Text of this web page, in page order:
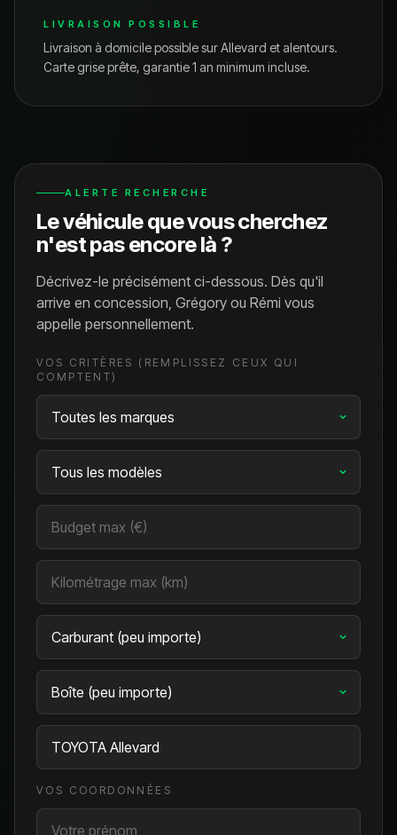
LIVRAISON POSSIBLE
Livraison à domicile possible surAllevard et alentours.
Carte grise prête, garantie 1 an minimum incluse.
ALERTE RECHERCHE
Le véhicule que vous cherchez
n'est pas encore là ?
Décrivez-le précisément ci-dessous. Dès qu'il
arrive en concession, Grégory ou Rémi vous
appelle personnellement.
VOS CRITÈRES (REMPLISSEZ CEUX QUI
COMPTENT)
VOS COORDONNÉES